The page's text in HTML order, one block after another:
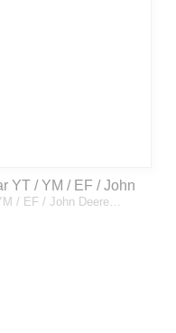
YT / YM / EF / John
/ EF / John Deere…